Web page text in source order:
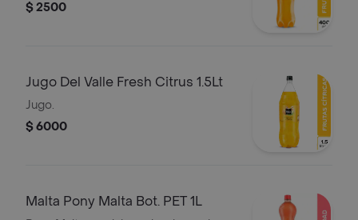
$ 2500
Jugo Del Valle Fresh Citrus 1.5Lt
Jugo.
$ 6000
Malta Pony Malta Bot. PET 1L